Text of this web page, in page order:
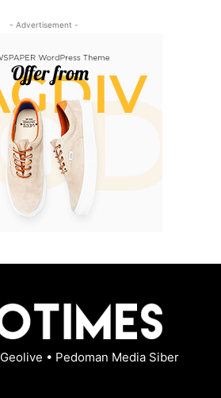
- Advertisement -
Geolive • Pedoman Media Siber